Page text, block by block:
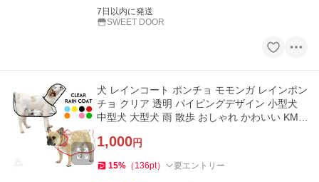
7日以内に発送
SWEET DOOR
犬 レインコート ポンチョ モモンガ レインポン
チョ クリア 透明 パイピングデザイン 小型犬
中型犬 大型犬 雨 散歩 おしゃれ かわいい KM8
1,000円
15% （ 136pt） 要エントリー